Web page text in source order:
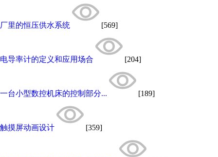
厂里的恒压供水系统 [569]
电导率计的定义和应用场合 [204]
一台小型数控机床的控制部分... [189]
触摸屏动画设计 [359]